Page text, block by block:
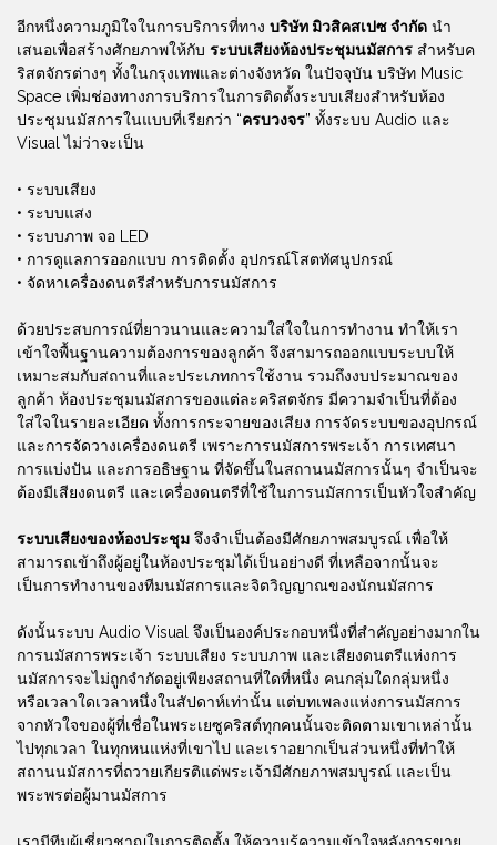
อีกหนึ่งความภูมิใจในการบริการที่ทาง บริษัท มิวสิคสเปซ จำกัด นำ
เสนอเพื่อสร้างศักยภาพให้กับ ระบบเสียงห้องประชุมนมัสการ สำหรับค
ริสตจักรต่างๆ ทั้งในกรุงเทพและต่างจังหวัด ในปัจจุบัน บริษัท Music
Space เพิ่มช่องทางการบริการในการติดตั้งระบบเสียงสำหรับห้อง
ประชุมนมัสการในแบบที่เรียกว่า “ครบวงจร” ทั้งระบบ Audio และ
Visual ไม่ว่าจะเป็น
• ระบบเสียง
• ระบบแสง
• ระบบภาพ จอ LED
• การดูแลการออกแบบ การติดตั้ง อุปกรณ์โสตทัศนูปกรณ์
• จัดหาเครื่องดนตรีสำหรับการนมัสการ
ด้วยประสบการณ์ที่ยาวนานและความใส่ใจในการทำงาน ทำให้เรา
เข้าใจพื้นฐานความต้องการของลูกค้า จึงสามารถออกแบบระบบให้
เหมาะสมกับสถานที่และประเภทการใช้งาน รวมถึงงบประมาณของ
ลูกค้า ห้องประชุมนมัสการของแต่ละคริสตจักร มีความจำเป็นที่ต้อง
ใส่ใจในรายละเอียด ทั้งการกระจายของเสียง การจัดระบบของอุปกรณ์
และการจัดวางเครื่องดนตรี เพราะการนมัสการพระเจ้า การเทศนา
การแบ่งปัน และการอธิษฐาน ที่จัดขึ้นในสถานนมัสการนั้นๆ จำเป็นจะ
ต้องมีเสียงดนตรี และเครื่องดนตรีที่ใช้ในการนมัสการเป็นหัวใจสำคัญ
ระบบเสียงของห้องประชุม จึงจำเป็นต้องมีศักยภาพสมบูรณ์ เพื่อให้
สามารถเข้าถึงผู้อยู่ในห้องประชุมได้เป็นอย่างดี ที่เหลือจากนั้นจะ
เป็นการทำงานของทีมนมัสการและจิตวิญญาณของนักนมัสการ
ดังนั้นระบบ Audio Visual จึงเป็นองค์ประกอบหนึ่งที่สำคัญอย่างมากใน
การนมัสการพระเจ้า ระบบเสียง ระบบภาพ และเสียงดนตรีแห่งการ
นมัสการจะไม่ถูกจำกัดอยู่เพียงสถานที่ใดที่หนึ่ง คนกลุ่มใดกลุ่มหนึ่ง
หรือเวลาใดเวลาหนึ่งในสัปดาห์เท่านั้น แต่บทเพลงแห่งการนมัสการ
จากหัวใจของผู้ที่เชื่อในพระเยซูคริสต์ทุกคนนั้นจะติดตามเขาเหล่านั้น
ไปทุกเวลา ในทุกหนแห่งที่เขาไป และเราอยากเป็นส่วนหนึ่งที่ทำให้
สถานนมัสการที่ถวายเกียรติแด่พระเจ้ามีศักยภาพสมบูรณ์ และเป็น
พระพรต่อผู้มานมัสการ